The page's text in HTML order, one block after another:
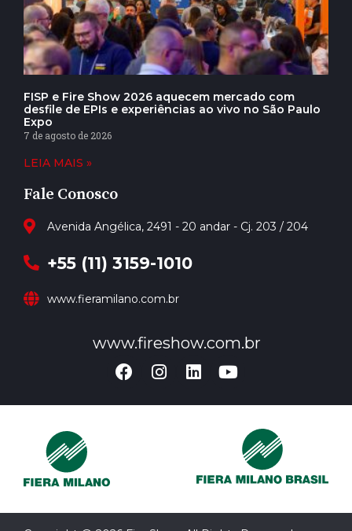
FISP e Fire Show 2026 aquecem mercado com
desfile de EPIs e experiências ao vivo no São Paulo
Expo
7 de agosto de 2026
LEIA MAIS »
Fale Conosco
Avenida Angélica, 2491 - 20 andar - Cj. 203 / 204
+55 (11) 3159-1010
www.fieramilano.com.br
www.fireshow.com.br